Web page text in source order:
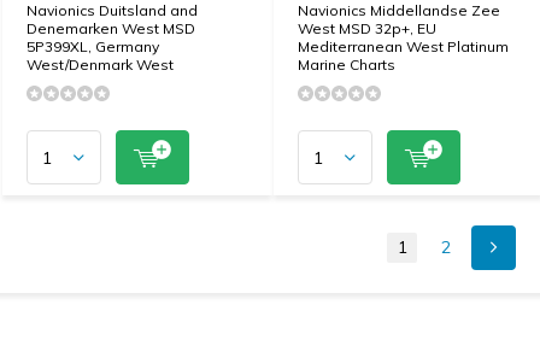
Navionics Duitsland and
Denemarken West MSD
5P399XL, Germany
West/Denmark West
Navionics Middellandse Zee
West MSD 32p+, EU
Mediterranean West Platinum
Marine Charts
1 2